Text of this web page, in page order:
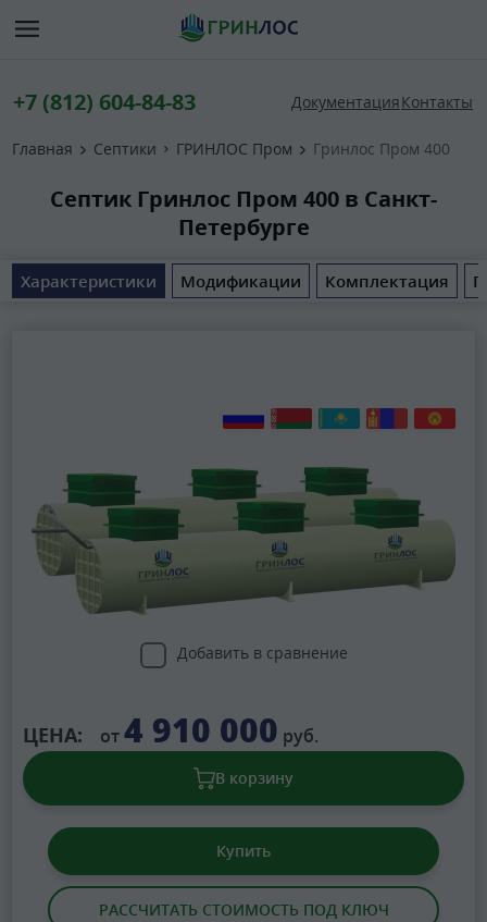
+7 (812) 604-84-83 ДокументацияКонтакты
Главная Септики ГРИНЛОС Пром Гринлос Пром 400
Септик Гринлос Пром 400 в Санкт-
Петербурге
Характеристики Модификации Комплектация
Добавить в сравнение
ЦЕНА: от4 910 000 руб.
В корзину
Купить
РАССЧИТАТЬ СТОИМОСТЬ ПОД КЛЮЧ